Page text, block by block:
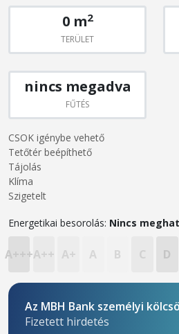
0 m2
TERÜLET
nincs megadva
FŰTÉS
CSOK igénybe vehető
Tetőtér beépíthető
Tájolás
Klíma
Szigetelt
Energetikai besorolás: Nincs
A+++A++ A+ A B C D
Az MBH Bank személyi
Fizetett hirdetés